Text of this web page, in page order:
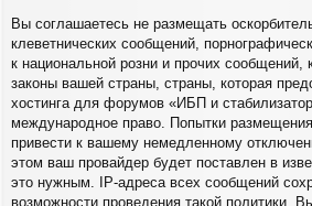
Вы соглашаетесь не размещать
клеветнических сообщений,
к национальной розни и прочих сообщений,
законы вашей страны, страны, которая
хостинга для форумов «ИБП и
международное право. Попытки
привести к вашему немедленному
этом ваш провайдер будет поставлен в
это нужным. IP-адреса всех сообщений
возможности проведения такой политики.